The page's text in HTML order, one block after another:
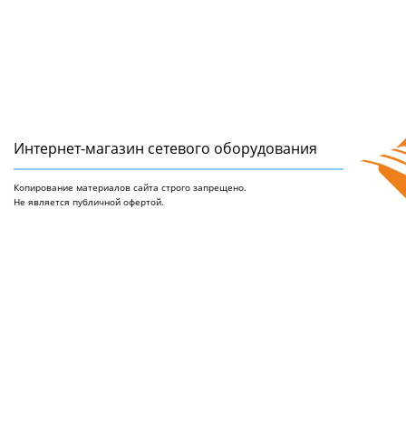
Интернет-магазин сетeвого оборудования
Копирование материалов сайта строго запрещено.
Не является публичной офертой.